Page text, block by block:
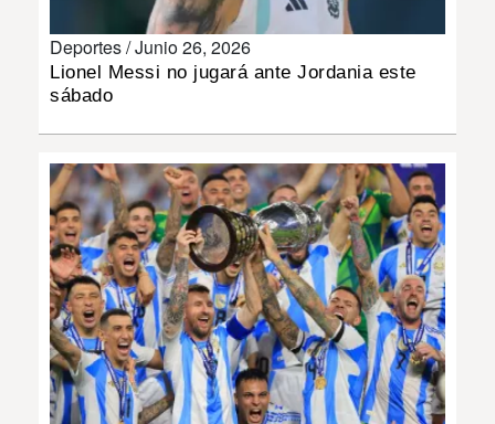
DEPORTES
INSÓLITAS
MULTIMEDIA
IMPRESO
Deportes /Junio 26, 2026
Lionel Messi no jugará ante Jordania este
sábado